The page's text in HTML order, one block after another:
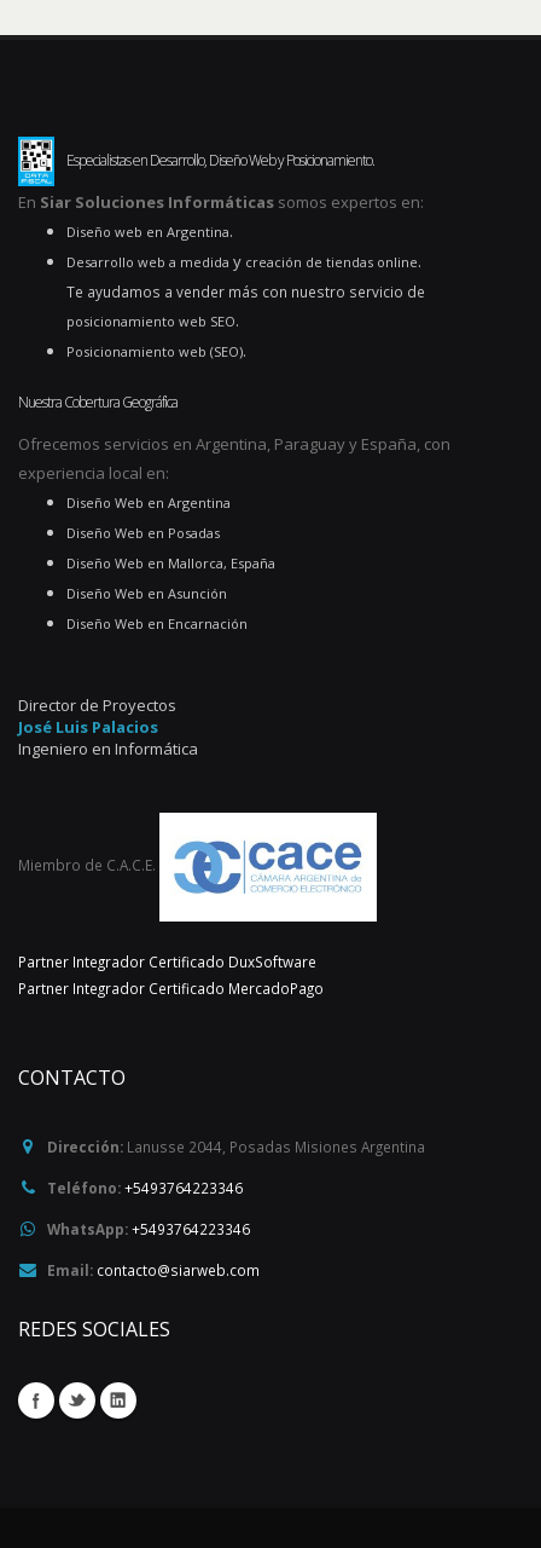
Especialistas en Desarrollo, Diseño Web y Posicionamiento.
En Siar Soluciones Informáticas somos expertos en:
Diseño web en Argentina.
Desarrollo web a medida y creación de tiendas online.
Te ayudamos a vender más con nuestro servicio de
posicionamiento web SEO.
Posicionamiento web (SEO).
Nuestra Cobertura Geográfica
Ofrecemos servicios en Argentina, Paraguay y España, con
experiencia local en:
Diseño Web en Argentina
Diseño Web en Posadas
Diseño Web en Mallorca, España
Diseño Web en Asunción
Diseño Web en Encarnación
Director de Proyectos
José Luis Palacios
Ingeniero en Informática
Miembro de C.A.C.E.
Partner Integrador Certificado DuxSoftware
Partner Integrador Certificado MercadoPago
CONTACTO
Dirección: Lanusse 2044 Posadas Misiones Argentina
Teléfono:+5493764223346
WhatsApp:+5493764223346
Email: contacto@siarweb.com
REDES SOCIALES